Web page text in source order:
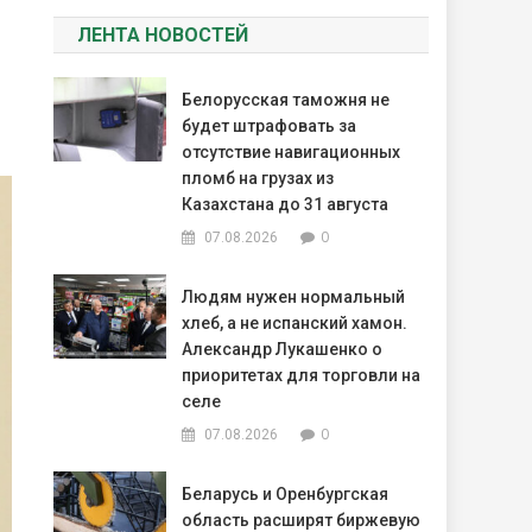
ЛЕНТА НОВОСТЕЙ
Белорусская таможня не
будет штрафовать за
отсутствие навигационных
пломб на грузах из
Казахстана до 31 августа
07.08.2026 0
Людям нужен нормальный
хлеб, а не испанский хамон.
Александр Лукашенко о
приоритетах для торговли на
селе
07.08.2026 0
Беларусь и Оренбургская
область расширят биржевую